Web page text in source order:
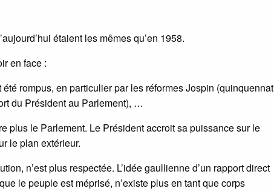
étaient les mêmes qu’en 1958.
en face :
rompus, en particulier par les réformes Jospin (quinquennat
du Président au Parlement), …
plus le Parlement. Le Président accroit sa puissance sur le
le plan extérieur.
n’est plus respectée. L’idée gaullienne d’un rapport direct
le peuple est méprisé, n’existe plus en tant que corps